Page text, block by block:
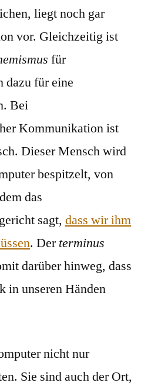
liegt noch gar
vor. Gleichzeitig ist
für
dazu für eine
Bei
Kommunikation ist
Dieser Mensch wird
bespitzelt, von
das
sagt, dass wir ihm
. Derterminus
darüber hinweg, dass
in unseren Händen
nicht nur
Sie sind auch der Ort,